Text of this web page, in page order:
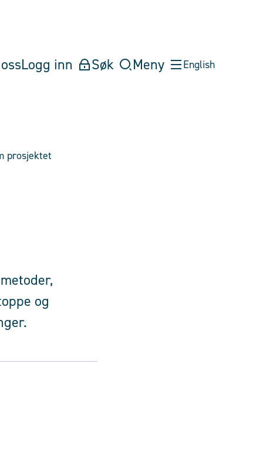
Logg inn Søk Meny English
prosjektet
og